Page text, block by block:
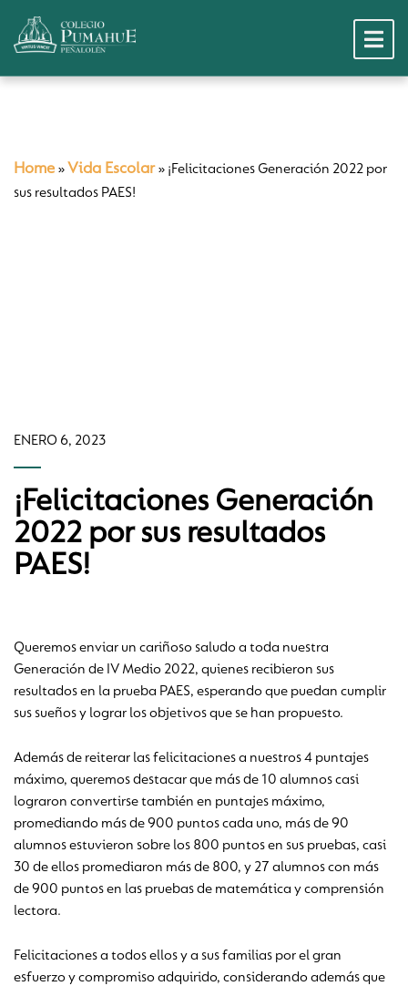
Home » Vida Escolar» ¡Felicitaciones Generación 2022 por
sus resultados PAES!
ENERO 6, 2023
¡Felicitaciones Generación
2022 por sus resultados
PAES!
Queremos enviar un cariñoso saludo a toda nuestra
Generación de IV Medio 2022, quienes recibieron sus
resultados en la prueba PAES, esperando que puedan cumplir
sus sueños y lograr los objetivos que se han propuesto.
Además de reiterar las felicitaciones a nuestros 4 puntajes
máximo, queremos destacar que más de 10 alumnos casi
lograron convertirse también en puntajes máximo,
promediando más de 900 puntos cada uno, más de 90
alumnos estuvieron sobre los 800 puntos en sus pruebas, casi
30 de ellos promediaron más de 800, y 27 alumnos con más
de 900 puntos en las pruebas de matemática y comprensión
lectora.
Felicitaciones a todos ellos y a sus familias por el gran
esfuerzo y compromiso adquirido, considerando además que